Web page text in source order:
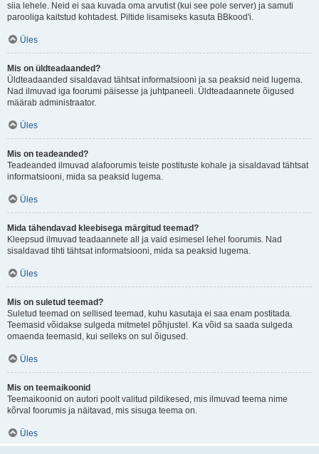
siia lehele. Neid ei saa kuvada oma arvutist (kui see pole server) ja samuti
parooliga kaitstud kohtadest. Piltide lisamiseks kasuta BBkood'i.
Üles
Mis on üldteadaanded?
Üldteadaanded sisaldavad tähtsat informatsiooni ja sa peaksid neid lugema.
Nad ilmuvad iga foorumi päisesse ja juhtpaneeli. Üldteadaannete õigused
määrab administraator.
Üles
Mis on teadeanded?
Teadeanded ilmuvad alafoorumis teiste postituste kohale ja sisaldavad tähtsat
informatsiooni, mida sa peaksid lugema.
Üles
Mida tähendavad kleebisega märgitud teemad?
Kleepsud ilmuvad teadaannete all ja vaid esimesel lehel foorumis. Nad
sisaldavad tihti tähtsat informatsiooni, mida sa peaksid lugema.
Üles
Mis on suletud teemad?
Suletud teemad on sellised teemad, kuhu kasutaja ei saa enam postitada.
Teemasid võidakse sulgeda mitmetel põhjustel. Ka võid sa saada sulgeda
omaenda teemasid, kui selleks on sul õigused.
Üles
Mis on teemaikoonid
Teemaikoonid on autori poolt valitud pildikesed, mis ilmuvad teema nime
kõrval foorumis ja näitavad, mis sisuga teema on.
Üles